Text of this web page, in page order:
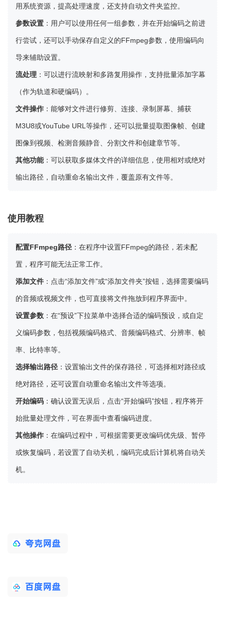
用系统资源，提高处理速度，还支持自动文件夹监控。
参数设置 ：用户可以使用任何一组参数，并在开始编码之前进
行尝试，还可以手动保存自定义的FFmpeg参数，使用编码向
导来辅助设置。
流处理 ：可以进行流映射和多路复用操作，支持批量添加字幕
（作为轨道和硬编码）。
文件操作 ：能够对文件进行修剪、连接、录制屏幕、捕获
M3U8或YouTube URL等操作，还可以批量提取图像帧、创建
图像到视频、检测音频静音、分割文件和创建章节等。
其他功能：可以获取多媒体文件的详细信息，使用相对或绝对
输出路径，自动重命名输出文件，覆盖原有文件等。
使用教程
配置FFmpeg路径 ：在程序中设置FFmpeg的路径，若未配
置，程序可能无法正常工作。
添加文件 ：点击“添加文件”或“添加文件夹”按钮，选择需要编码
的音频或视频文件，也可直接将文件拖放到程序界面中。
设置参数 ：在“预设”下拉菜单中选择合适的编码预设，或自定
义编码参数，包括视频编码格式、音频编码格式、分辨率、帧
率、比特率等。
选择输出路径 ：设置输出文件的保存路径，可选择相对路径或
绝对路径，还可设置自动重命名输出文件等选项。
开始编码 ：确认设置无误后，点击“开始编码”按钮，程序将开
始批量处理文件，可在界面中查看编码进度。
其他操作 ：在编码过程中，可根据需要更改编码优先级、暂停
或恢复编码，若设置了自动关机，编码完成后计算机将自动关
机。